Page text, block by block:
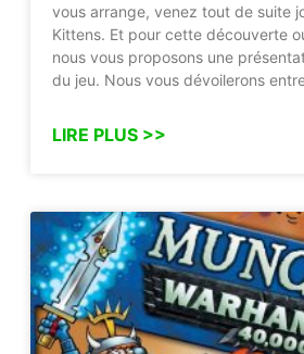
vous arrange, venez tout de suite
Kittens. Et pour cette découverte
nous vous proposons une
du jeu. Nous vous dévoilerons
LIRE PLUS >>